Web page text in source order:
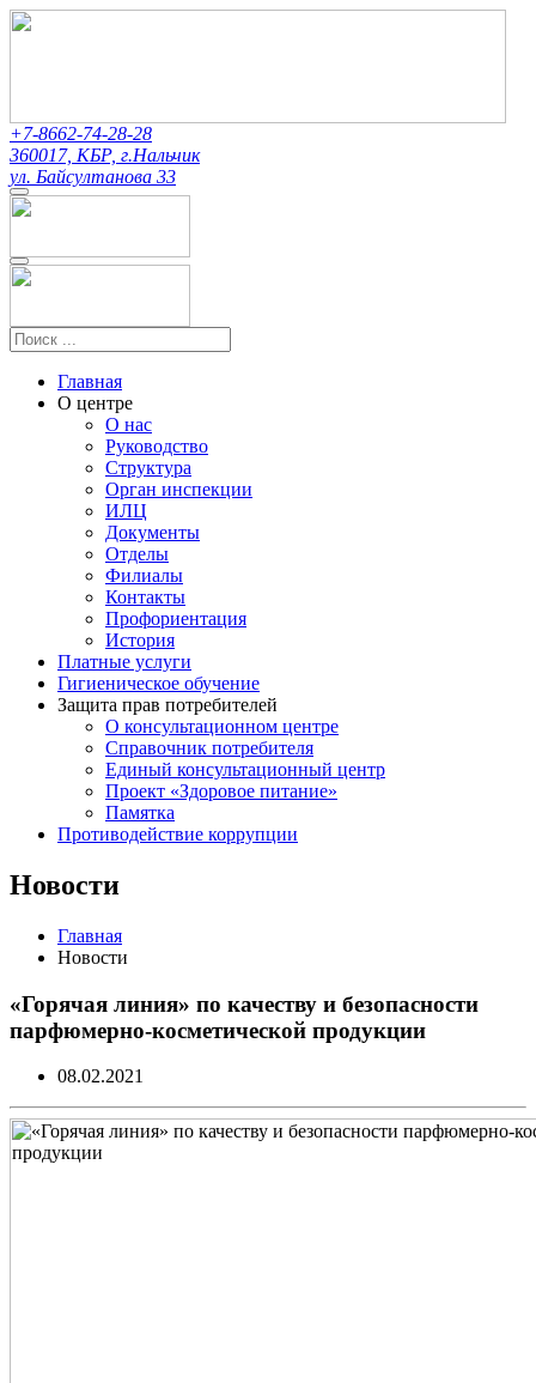
+7-8662-74-28-28
360017, КБР, г.Нальчик
ул. Байсултанова 33
Главная
О центре
О нас
Руководство
Структура
Орган инспекции
ИЛЦ
Документы
Отделы
Филиалы
Контакты
Профориентация
История
Платные услуги
Гигиеническое обучение
Защита прав потребителей
О консультационном центре
Справочник потребителя
Единый консультационный центр
Проект «Здоровое питание»
Памятка
Противодействие коррупции
Новости
Главная
Новости
«Горячая линия» по качеству и безопасности
парфюмерно-косметической продукции
08.02.2021